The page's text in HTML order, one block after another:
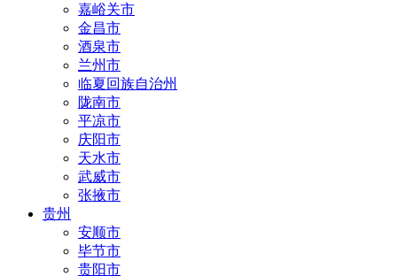
嘉峪关市
金昌市
酒泉市
兰州市
临夏回族自治州
陇南市
平凉市
庆阳市
天水市
武威市
张掖市
贵州
安顺市
毕节市
贵阳市